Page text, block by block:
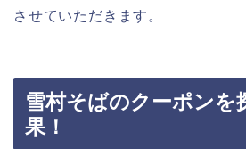
させていただきます。
雪村そばのクーポンを
果！